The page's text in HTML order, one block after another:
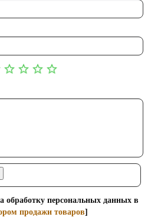
обработку персональных данных в
продажи товаров]